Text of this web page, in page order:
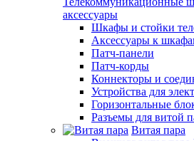
аксессуары
Шкафы и стойки
Аксессуары к
Патч-панели
Патч-корды
Коннекторы и
Устройства для
Горизонтальные
Разъемы для витой
Витая пара